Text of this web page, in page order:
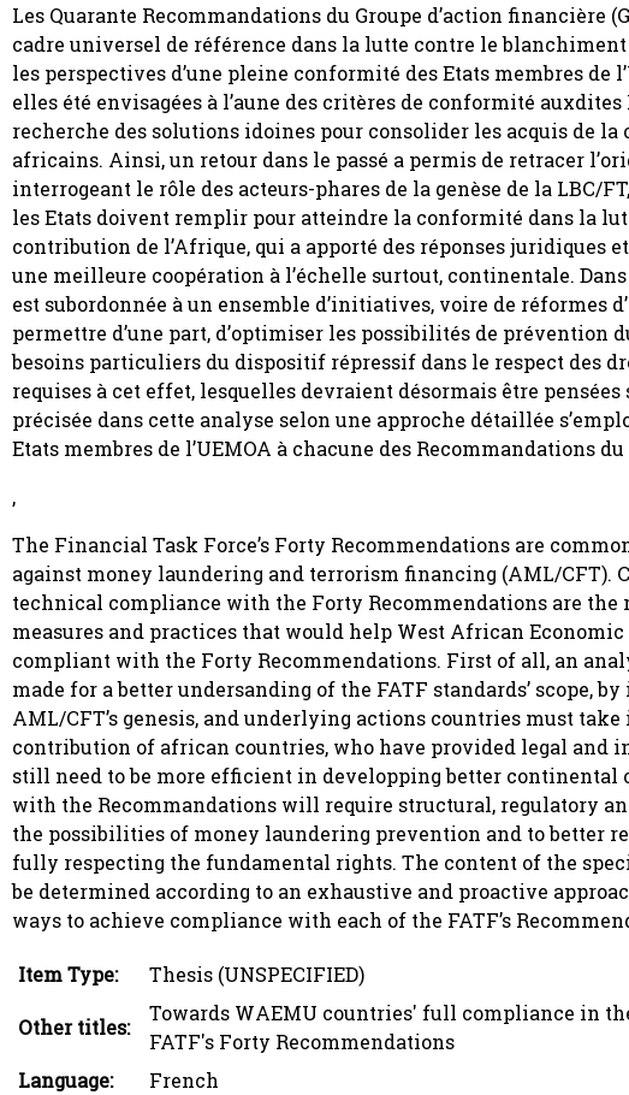
Les Quarante Recommandations du Groupe d’action
cadre universel de référence dans la lutte contre le
les perspectives d’une pleine conformité des Etats membres
elles été envisagées à l’aune des critères de conformité
recherche des solutions idoines pour consolider les acquis de
africains. Ainsi, un retour dans le passé a permis de retracer
interrogeant le rôle des acteurs-phares de la genèse de la LBC/
les Etats doivent remplir pour atteindre la conformité dans la
contribution de l’Afrique, qui a apporté des réponses
une meilleure coopération à l’échelle surtout, continentale.
est subordonnée à un ensemble d’initiatives, voire de
permettre d’une part, d’optimiser les possibilités de prévention
besoins particuliers du dispositif répressif dans le respect des
requises à cet effet, lesquelles devraient désormais être
précisée dans cette analyse selon une approche détaillée
Etats membres de l’UEMOA à chacune des Recommandations
,
The Financial Task Force’s Forty Recommendations are
against money laundering and terrorism financing (AML/CFT).
technical compliance with the Forty Recommendations are
measures and practices that would help West African
compliant with the Forty Recommendations. First of all, an
made for a better undersanding of the FATF standards’ scope,
AML/CFT’s genesis, and underlying actions countries must
contribution of african countries, who have provided legal and
still need to be more efficient in developping better
with the Recommandations will require structural, regulatory
the possibilities of money laundering prevention and to better
fully respecting the fundamental rights. The content of the
be determined according to an exhaustive and proactive
ways to achieve compliance with each of the FATF’s
Item Type:
Thesis (UNSPECIFIED)
Other titles:
Towards WAEMU countries' full compliance in
FATF's Forty Recommendations
Language:
French